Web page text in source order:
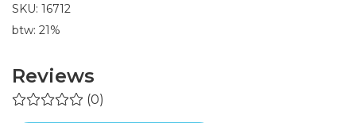
SKU: 16712
btw: 21%
Reviews
(0)